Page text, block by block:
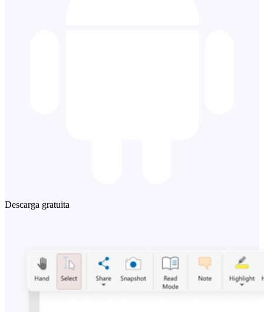
Descarga gratuita